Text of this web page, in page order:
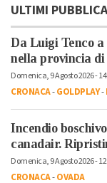
ULTIMI
Da Luigi Tenco a
nella provincia
Domenica, 9 Agosto 2026 -
CRONACA-GOLDPLAY-
Incendio
canadair.
Domenica, 9 Agosto 2026 -
CRONACA-OVADA